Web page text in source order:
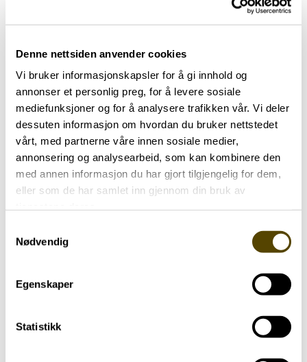
Denne nettsiden anvender cookies
Vi bruker informasjonskapsler for å gi innhold og
annonser et personlig preg, for å levere sosiale
mediefunksjoner og for å analysere trafikken vår. Vi deler
dessuten informasjon om hvordan du bruker nettstedet
vårt, med partnerne våre innen sosiale medier,
annonsering og analysearbeid, som kan kombinere den
med annen informasjon du har gjort tilgjengelig for dem,
eller som de har samlet inn gjennom din bruk av
Nødvendig
Egenskaper
Statistikk
Veilederen og Helsedirektoratet sier at en
voksen person bør drikke minimum 1500 ml om
dagen for å opprettholde mage/tarm-funksjon,
blodtrykk og andre viktige kroppslige funksjoner.
Ved en del symptomer ved sykdommen og
medisininntak er det anbefalt å øke
væskeinntaket.
Alle trenger proteiner for å bygge blant annet
muskler. Samtidig kan proteiner nedsette effekt
av medikamentene for å lindre
som opplever dette må legge om kosten til såkalt